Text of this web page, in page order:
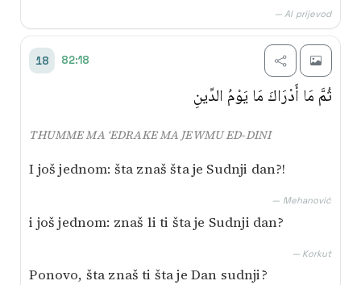
— AI prijevod
18 82:18
ثُمَّ مَا أَدْرَاكَ مَا يَوْمُ الدِّينِ
THUMME MA ‘EDRAKE MA JEWMU ED-DINI
I još jednom: šta znaš šta je Sudnji dan?!
— Mehanović
i još jednom: znaš li ti šta je Sudnji dan?
— Korkut
Ponovo, šta znaš ti šta je Dan sudnji?